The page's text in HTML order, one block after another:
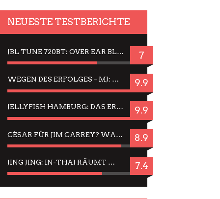
NEUESTE TESTBERICHTE
JBL TUNE 720BT: OVER EAR BLUETOOTH KOPFHÖRER UM DIE 50,-€ IM DAUER-TEST 7
WEGEN DES ERFOLGES – MJ: MICHAEL JACKSON MUSICAL IN EINER MATINEE SEHEN 9.9
JELLYFISH HAMBURG: DAS ERFOLGREICHE SOMMER-MENÜ 2025 IN GEFÜHLEN UND BILDERN 9.9
CÉSAR FÜR JIM CARREY? WARUM DAS EINER DER NERVIGSTEN ACTORS IST UND BLEIBT 8.9
JING JING: IN-THAI RÄUMT WIEDER TITEL AB – EIN ZWEI-STUNDEN-ERLEBNISBERICHT 7.4